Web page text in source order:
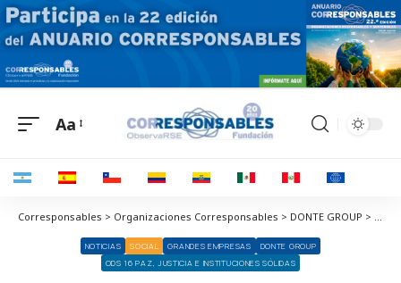
Aa
Corresponsables > Organizaciones Corresponsables > DONTE GROUP > DONTE GROUP recibe el premio a la Transformación Empresarial en la XXIII edición de los Premios Ejecutivos
NOTICIAS SOCIAL GRANDES EMPRESAS
DONTE GROUP
ODS 16 PAZ, JUSTICIA E INSTITUCIONES SÓLIDAS